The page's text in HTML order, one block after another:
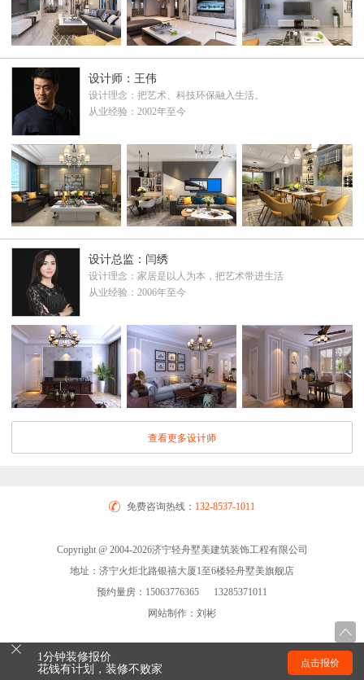
设计师：王伟
设计理念：把艺术、科技环保融入生活。
从业经验：2002年至今
设计总监：闫绣
设计理念：家居是以人为本，把艺术带进生活
从业经验：2006年至今
查看更多设计师
免费咨询热线： 132-8537-1011
Copyright @ 2004-2026济宁轻舟墅美建筑装饰工程有限公司
地址：济宁火炬北路银禧大厦1至6楼轻舟墅美旗舰店
预约量房：15063776365 13285371011
网站制作：刘彬
1分钟装修报价
花钱有计划，装修不败家
点击报价